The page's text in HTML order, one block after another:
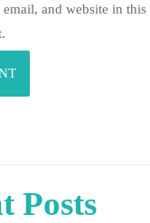
email, and website in
Posts